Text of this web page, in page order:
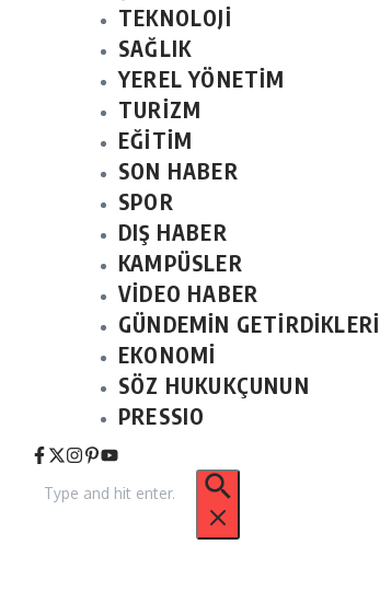
TEKNOLOJİ
SAĞLIK
YEREL YÖNETİM
TURİZM
EĞİTİM
SON HABER
SPOR
DIŞ HABER
KAMPÜSLER
VİDEO HABER
GÜNDEMİN GETİRDİKLERİ
EKONOMİ
SÖZ HUKUKÇUNUN
PRESSIO